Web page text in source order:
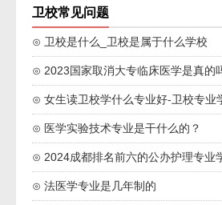
卫校常见问题
⊙ 卫校是什么_卫校是属于什么学校
⊙ 2023国家取消大专临床医学是真的
⊙ 女生读卫校学什么专业好-卫校专业
⊙ 医学实验技术专业是干什么的？
⊙ 2024成都排名前六的公办护理专业
⊙ 法医学专业是几年制的